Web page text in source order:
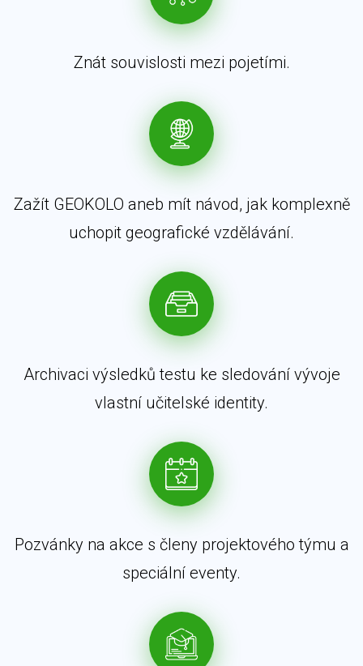
Znát souvislosti mezi pojetími.
Zažít GEOKOLO aneb mít návod, jak komplexně
uchopit geografické vzdělávání.
Archivaci výsledků testu ke sledování vývoje
vlastní učitelské identity.
Pozvánky na akce s členy projektového týmu a
speciální eventy.